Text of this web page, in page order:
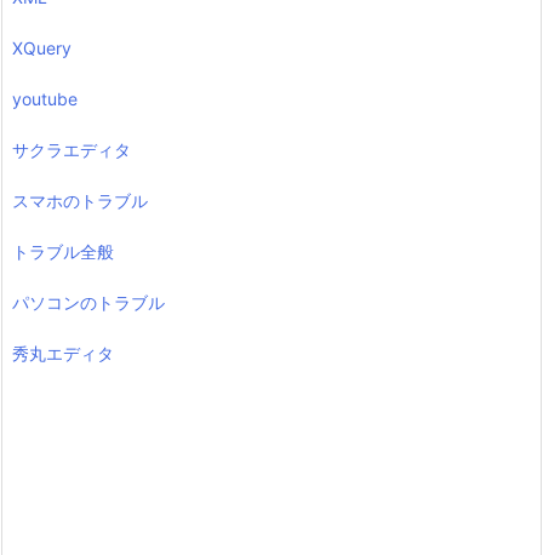
XQuery
youtube
サクラエディタ
スマホのトラブル
トラブル全般
パソコンのトラブル
秀丸エディタ